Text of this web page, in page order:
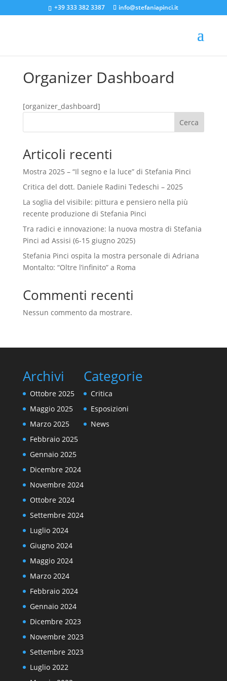
+39 333 382 3387 info@stefaniapinci.it
Organizer Dashboard
[organizer_dashboard]
Cerca
Articoli recenti
Mostra 2025 – “Il segno e la luce” di Stefania Pinci
Critica del dott. Daniele Radini Tedeschi – 2025
La soglia del visibile: pittura e pensiero nella più
recente produzione di Stefania Pinci
Tra radici e innovazione: la nuova mostra di Stefania
Pinci ad Assisi (6-15 giugno 2025)
Stefania Pinci ospita la mostra personale di Adriana
Montalto: “Oltre l’infinito” a Roma
Commenti recenti
Nessun commento da mostrare.
Archivi
Ottobre 2025
Maggio 2025
Marzo 2025
Febbraio 2025
Gennaio 2025
Dicembre 2024
Novembre 2024
Ottobre 2024
Settembre 2024
Luglio 2024
Giugno 2024
Maggio 2024
Marzo 2024
Febbraio 2024
Gennaio 2024
Dicembre 2023
Novembre 2023
Settembre 2023
Luglio 2022
Categorie
Critica
Esposizioni
News